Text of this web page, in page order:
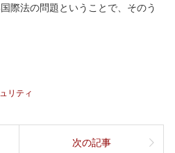
際法の問題ということで、そのう
リティ
次の記事